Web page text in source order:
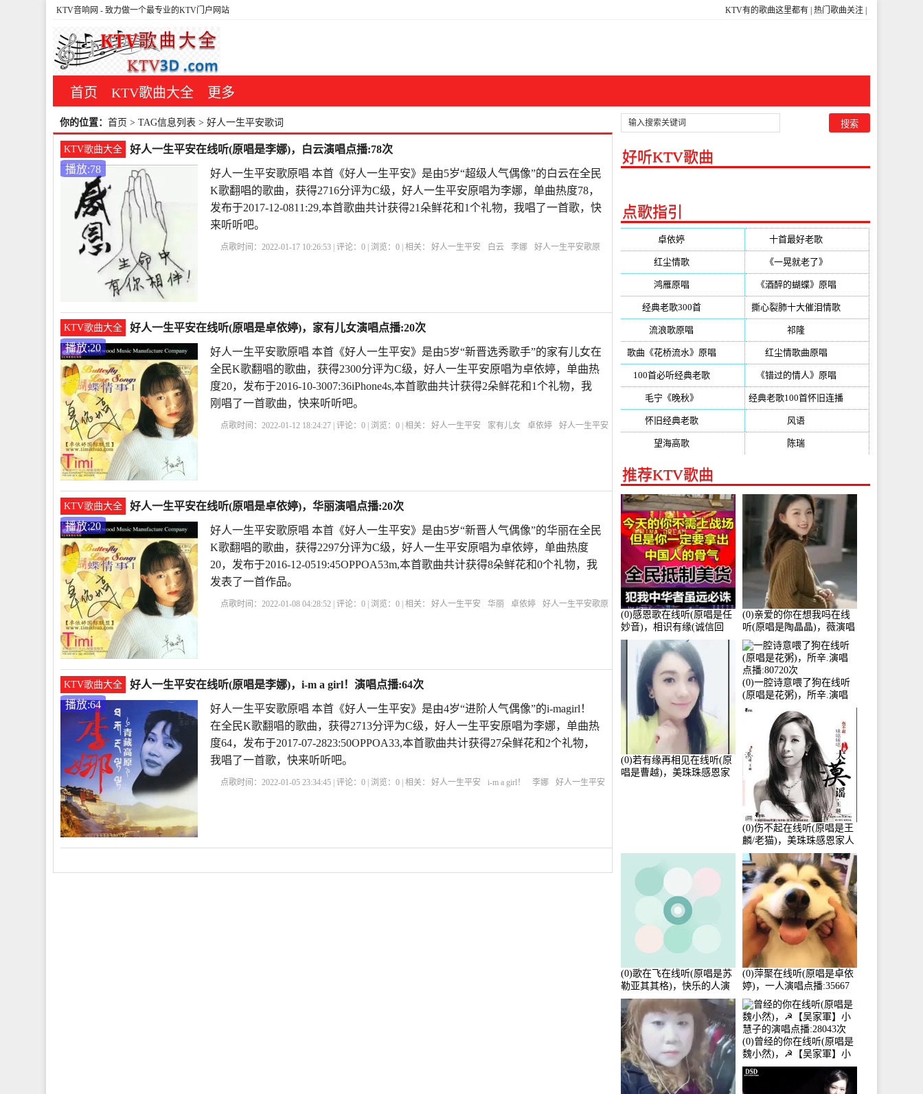
KTV有的歌曲这里都有 热门歌曲关注
KTV音响网 - 致力做一个最专业的KTV门户网站
首页 KTV歌曲大全 更多
你的位置： 首页 > TAG信息列表 > 好人一生平安歌词
KTV歌曲大全
好人一生平安在线听(原唱是李娜)，白云演唱点播:78次
播放:78
好人一生平安歌原唱 本首《好人一生平安》是由5岁“超级人气偶像”的白云在全民
K歌翻唱的歌曲，获得2716分评为C级，好人一生平安原唱为李娜，单曲热度78，
发布于2017-12-0811:29,本首歌曲共计获得21朵鲜花和1个礼物，我唱了一首歌，快
来听听吧。
点歌时间：2022-01-17 10:26:53 | 评论：0 | 浏览：0 | 相关： 好人一生平安 白云 李娜
好人一生平安歌原
KTV歌曲大全
好人一生平安在线听(原唱是卓依婷)，家有儿女演唱点播:20次
播放:20
好人一生平安歌原唱 本首《好人一生平安》是由5岁“新晋选秀歌手”的家有儿女在
全民K歌翻唱的歌曲，获得2300分评为C级，好人一生平安原唱为卓依婷，单曲热
度20，发布于2016-10-3007:36iPhone4s,本首歌曲共计获得2朵鲜花和1个礼物，我
刚唱了一首歌曲，快来听听吧。
点歌时间：2022-01-12 18:24:27 | 评论：0 | 浏览：0 | 相关： 好人一生平安 家有儿女 卓依婷
好人一生平安
KTV歌曲大全
好人一生平安在线听(原唱是卓依婷)，华丽演唱点播:20次
播放:20
好人一生平安歌原唱 本首《好人一生平安》是由5岁“新晋人气偶像”的华丽在全民
K歌翻唱的歌曲，获得2297分评为C级，好人一生平安原唱为卓依婷，单曲热度
20，发布于2016-12-0519:45OPPOA53m,本首歌曲共计获得8朵鲜花和0个礼物，我
发表了一首作品。
点歌时间：2022-01-08 04:28:52 | 评论：0 | 浏览：0 | 相关： 好人一生平安 华丽 卓依婷
好人一生平安歌原
KTV歌曲大全
好人一生平安在线听(原唱是李娜)，i-m a girl！演唱点播:64次
播放:64
好人一生平安歌原唱 本首《好人一生平安》是由4岁“进阶人气偶像”的i-magirl！
在全民K歌翻唱的歌曲，获得2713分评为C级，好人一生平安原唱为李娜，单曲热
度64，发布于2017-07-2823:50OPPOA33,本首歌曲共计获得27朵鲜花和2个礼物，
我唱了一首歌，快来听听吧。
点歌时间：2022-01-05 23:34:45 | 评论：0 | 浏览：0 | 相关： 好人一生平安 i-m a girl！ 李娜
好人一生平安
好听KTV歌曲
点歌指引
卓依婷 十首最好老歌
红尘情歌(296) 《一晃就老了》
鸿雁原唱 《酒醉的蝴蝶》原唱
经典老歌300首(203) 撕心裂肺十大催泪情歌
流浪歌原唱 祁隆
歌曲《花桥流水》原唱 红尘情歌曲原唱
100首必听经典老歌(150) 《错过的情人》原唱
毛宁《晚秋》 经典老歌100首怀旧连播
怀旧经典老歌(133) 风语
望海高歌(131) 陈瑞
推荐KTV歌曲
(0)感恩歌在线听(原唱是任
妙音)，相识有缘(诚信回
访)演唱点播:161288次
(0)亲爱的你在想我吗在线
听(原唱是陶晶晶)，薇演唱
点播:159722次
(0)若有缘再相见在线听(原
唱是曹越)，美珠珠感恩家
(0)一腔诗意喂了狗在线听
(原唱是花粥)，所辛.演唱
点播:80720次
(0)伤不起在线听(原唱是王
麟/老猫)，美珠珠感恩家人
演唱点播:80218次
(0)歌在飞在线听(原唱是苏
勒亚其其格)，快乐的人演
唱点播:36次
(0)萍聚在线听(原唱是卓依
婷)，一人演唱点播:35667
次
(0)曾经的你在线听(原唱是
魏小然)，☭【吴家軍】小
慧子的演唱点播:28043次